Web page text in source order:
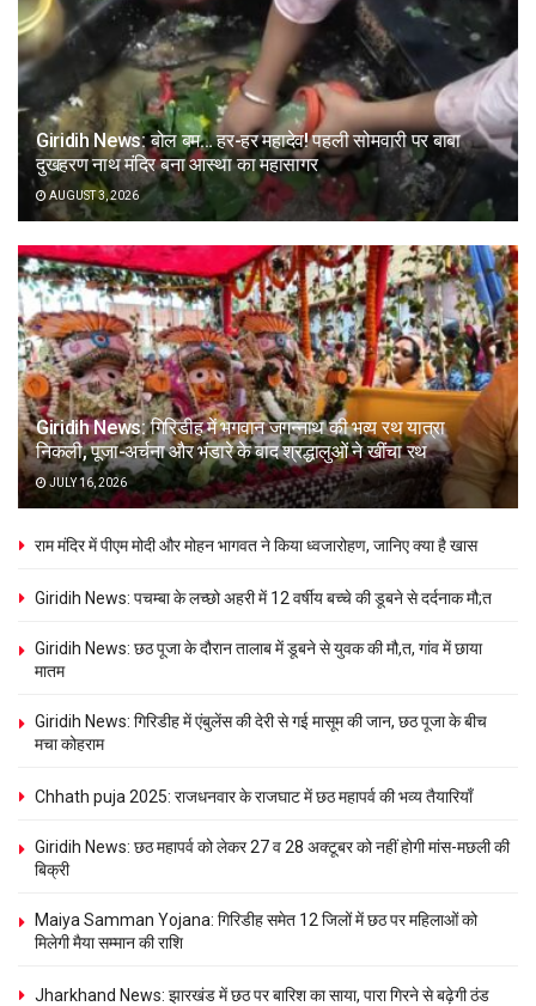
Giridih News: बोल बम… हर-हर महादेव! पहली सोमवारी पर बाबा
दुखहरण नाथ मंदिर बना आस्था का महासागर
AUGUST 3, 2026
Giridih News: गिरिडीह में भगवान जगन्नाथ की भव्य रथ यात्रा
निकली, पूजा-अर्चना और भंडारे के बाद श्रद्धालुओं ने खींचा रथ
JULY 16, 2026
राम मंदिर में पीएम मोदी और मोहन भागवत ने किया ध्वजारोहण, जानिए क्या है खास
Giridih News: पचम्बा के लच्छो अहरी में 12 वर्षीय बच्चे की डूबने से दर्दनाक मौ;त
Giridih News: छठ पूजा के दौरान तालाब में डूबने से युवक की मौ,त, गांव में छाया
मातम
Giridih News: गिरिडीह में एंबुलेंस की देरी से गई मासूम की जान, छठ पूजा के बीच
मचा कोहराम
Chhath puja 2025: राजधनवार के राजघाट में छठ महापर्व की भव्य तैयारियाँ
Giridih News: छठ महापर्व को लेकर 27 व 28 अक्टूबर को नहीं होगी मांस-मछली की
बिक्री
Maiya Samman Yojana: गिरिडीह समेत 12 जिलों में छठ पर महिलाओं को
मिलेगी मैया सम्मान की राशि
Jharkhand News: झारखंड में छठ पर बारिश का साया, पारा गिरने से बढ़ेगी ठंड